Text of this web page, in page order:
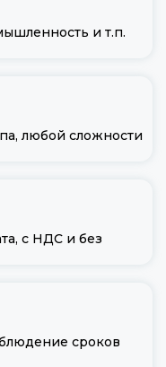
и т.п.
любой сложности
с НДС и без
сроков